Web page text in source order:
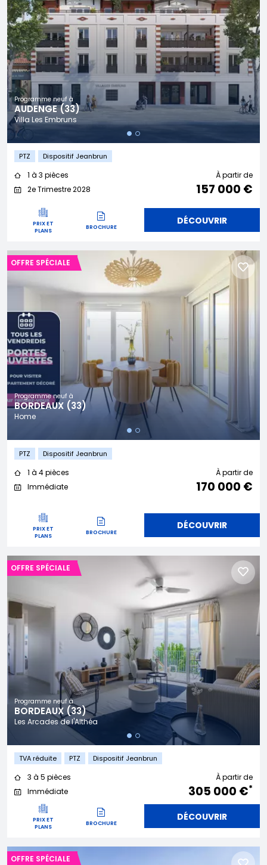
Programme neuf à
AUDENGE (33)
Villa Les Embruns
PTZ Dispositif Jeanbrun
1 à 3 pièces
2e Trimestre 2028
À partir de
157 000 €
PRIX ET
PLANS
BROCHURE
DÉCOUVRIR
Programme neuf à
BORDEAUX (33)
Home
OFFRE SPÉCIALE
PTZ Dispositif Jeanbrun
1 à 4 pièces
Immédiate
À partir de
170 000 €
PRIX ET
PLANS
BROCHURE
DÉCOUVRIR
Programme neuf à
BORDEAUX (33)
Les Arcades de l'Althéa
OFFRE SPÉCIALE
TVA réduite PTZ Dispositif Jeanbrun
3 à 5 pièces
Immédiate
À partir de
305 000 €*
PRIX ET
PLANS
BROCHURE
DÉCOUVRIR
OFFRE SPÉCIALE